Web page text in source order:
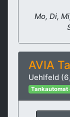
Mo, Di,
AVIA
Uehlfeld
Tankautomat